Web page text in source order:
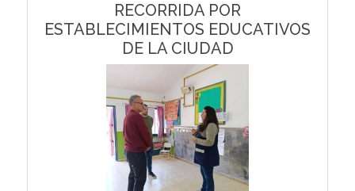
RECORRIDA POR
ESTABLECIMIENTOS EDUCATIVOS
DE LA CIUDAD